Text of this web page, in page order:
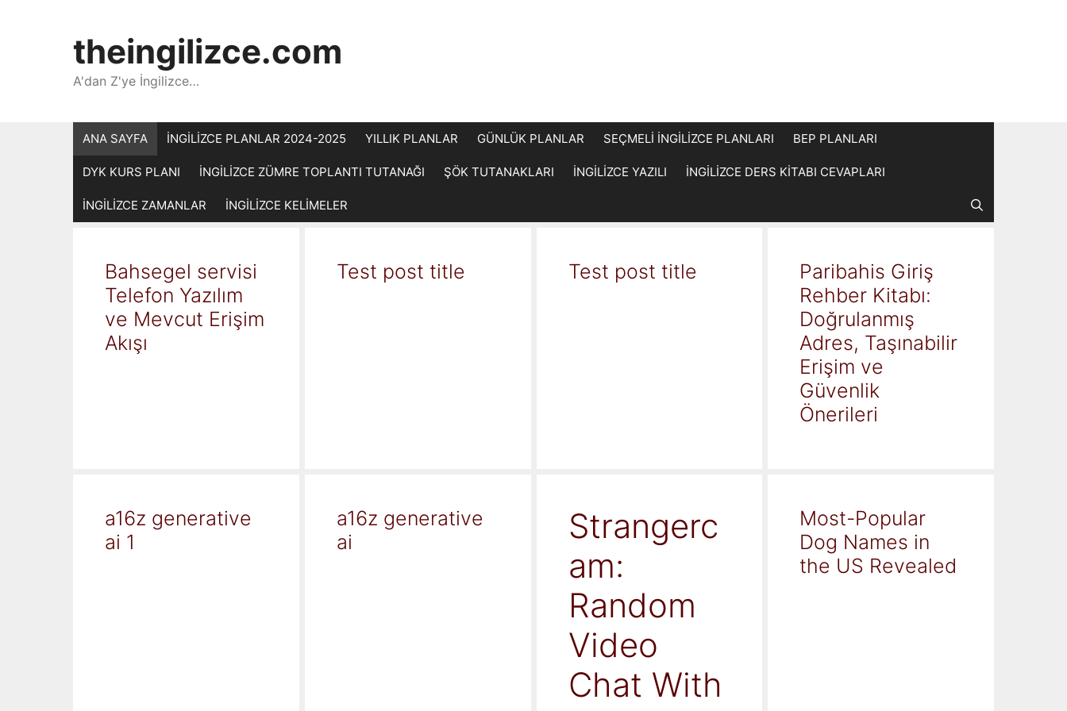
theingilizce.com
A'dan Z'ye İngilizce…
ANA SAYFA İNGİLİZCE PLANLAR 2024-2025 YILLIK PLANLAR GÜNLÜK PLANLAR SEÇMELİ İNGİLİZCE PLANLARI BEP PLANLARI
DYK KURS PLANI İNGİLİZCE ZÜMRE TOPLANTI TUTANAĞI ŞÖK TUTANAKLARI İNGİLİZCE YAZILI İNGİLİZCE DERS KİTABI CEVAPLARI
İNGİLİZCE ZAMANLAR İNGİLİZCE KELİMELER
Bahsegel servisi
Telefon Yazılım
ve Mevcut Erişim
Akışı
Test post title Test post title
Paribahis Giriş
Rehber Kitabı:
Doğrulanmış
Adres, Taşınabilir
Erişim ve
Güvenlik
Önerileri
a16z generative
ai 1
a16z generative
ai
Strangerc
am:
Random
Video
Chat With
Most-Popular
Dog Names in
the US Revealed